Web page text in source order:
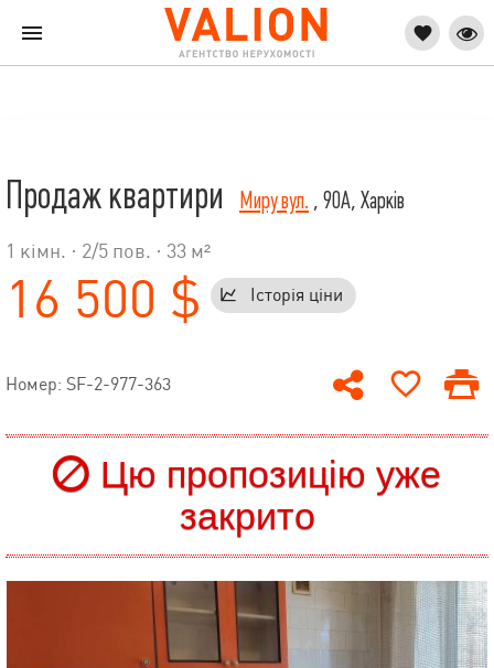
Продаж квартири Миру вул. , 90А, Харків
1 кімн. · 2/5 пов. · 33 м²
16 500 $ Історія ціни
Номер: SF-2-977-363
Цю пропозицію уже
закрито